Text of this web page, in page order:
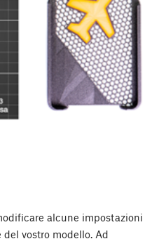
alcune impostazioni
vostro modello. Ad